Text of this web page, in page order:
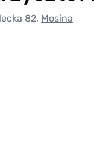
82, Mosina